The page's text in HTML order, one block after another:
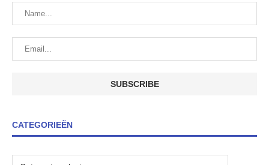
CATEGORIEËN